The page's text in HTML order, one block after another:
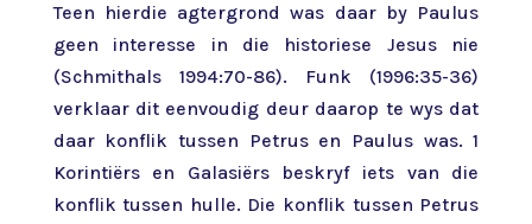
Teen hierdie agtergrond was daar by Paulus
geen interesse in die historiese Jesus nie
(Schmithals 1994:70-86). Funk (1996:35-36)
verklaar dit eenvoudig deur daarop te wys dat
daar konflik tussen Petrus en Paulus was. 1
Korintiërs en Galasiërs beskryf iets van die
konflik tussen hulle. Die konflik tussen Petrus